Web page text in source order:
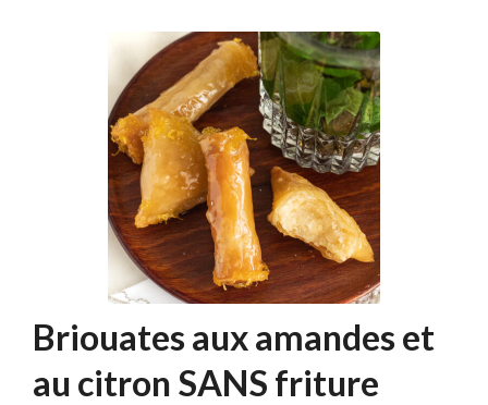
Briouates aux amandes et
au citron SANS friture